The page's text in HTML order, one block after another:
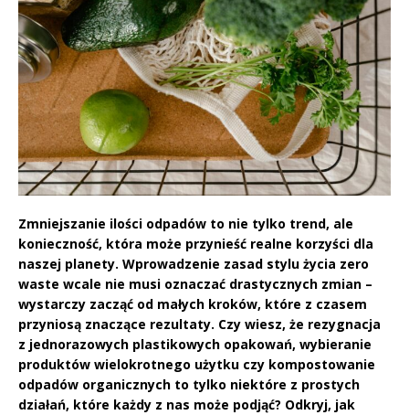
Zmniejszanie ilości odpadów to nie tylko trend, ale
konieczność, która może przynieść realne korzyści dla
naszej planety. Wprowadzenie zasad stylu życia zero
waste wcale nie musi oznaczać drastycznych zmian –
wystarczy zacząć od małych kroków, które z czasem
przyniosą znaczące rezultaty. Czy wiesz, że rezygnacja
z jednorazowych plastikowych opakowań, wybieranie
produktów wielokrotnego użytku czy kompostowanie
odpadów organicznych to tylko niektóre z prostych
działań, które każdy z nas może podjąć? Odkryj, jak